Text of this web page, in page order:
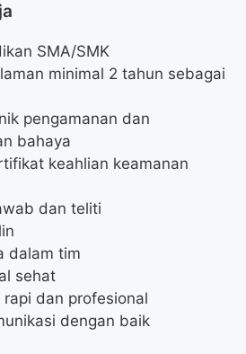
SMA/SMK
minimal 2 tahun sebagai
pengamanan dan
bahaya
keahlian keamanan
dan teliti
dalam tim
sehat
rapi dan profesional
dengan baik